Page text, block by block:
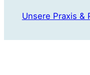
Unsere Praxis &